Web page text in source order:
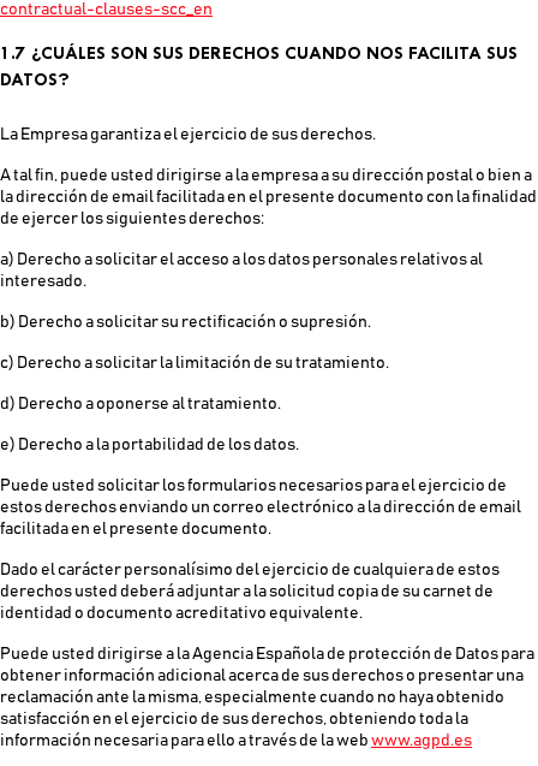
contractual-clauses-scc_en
1.7 ¿CUÁLES SON SUS DERECHOS CUANDO NOS FACILITA SUS
DATOS?
La Empresa garantiza el ejercicio de sus derechos.
A tal fin, puede usted dirigirse a la empresa a su dirección postal o bien a
la dirección de email facilitada en el presente documento con la finalidad
de ejercer los siguientes derechos:
a) Derecho a solicitar el acceso a los datos personales relativos al
interesado.
b) Derecho a solicitar su rectificación o supresión.
c) Derecho a solicitar la limitación de su tratamiento.
d) Derecho a oponerse al tratamiento.
e) Derecho a la portabilidad de los datos.
Puede usted solicitar los formularios necesarios para el ejercicio de
estos derechos enviando un correo electrónico a la dirección de email
facilitada en el presente documento.
Dado el carácter personalísimo del ejercicio de cualquiera de estos
derechos usted deberá adjuntar a la solicitud copia de su carnet de
identidad o documento acreditativo equivalente.
Puede usted dirigirse a la Agencia Española de protección de Datos para
obtener información adicional acerca de sus derechos o presentar una
reclamación ante la misma, especialmente cuando no haya obtenido
satisfacción en el ejercicio de sus derechos, obteniendo toda la
información necesaria para ello a través de la web www.agpd.es